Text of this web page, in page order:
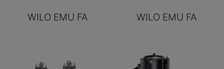
WILO EMU FA WILO EMU FA